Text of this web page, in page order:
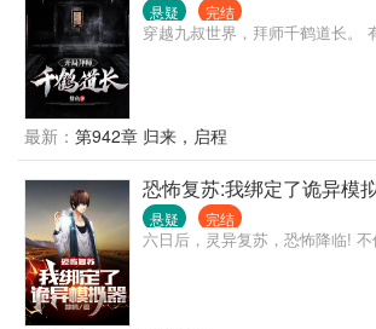
悬疑 完结
穿越九叔世界，拜师千鹤道长。
最新： 第942章 归来，启程
恐怖复苏:我绑定了诡异模
悬疑 完结
六日后，灵异复苏，恐怖降临!